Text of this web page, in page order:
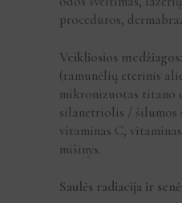
procedūros,
Veikliosios medžiagos:
(ramunėlių eterinis
mikronizuotas titano
silanetriolis / šilumos
vitaminas C,
mišinys.
Saulės radiacija ir